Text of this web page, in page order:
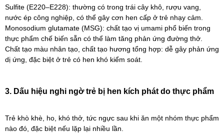
Sulfite (E220–E228): thường có trong trái cây khô, rượu vang,
nước ép công nghiệp, có thể gây cơn hen cấp ở trẻ nhạy cảm.
Monosodium glutamate (MSG): chất tạo vị umami phổ biến trong
thực phẩm chế biến sẵn có thể làm tăng phản ứng đường thở.
Chất tạo màu nhân tạo, chất tạo hương tổng hợp: dễ gây phản ứng
dị ứng, đặc biệt ở trẻ có hen khó kiểm soát.
3. Dấu hiệu nghi ngờ trẻ bị hen kích phát do thực phẩm
Trẻ khò khè, ho, khó thở, tức ngực sau khi ăn một nhóm thực phẩm
nào đó, đặc biệt nếu lặp lại nhiều lần.